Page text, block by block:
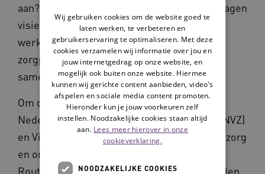
aan? Hoe zorg je voor een gevoelde en gedragen
visie? Hoe borg je de nieuwe werkwijze in
werkprocessen? En hoe neem je
zorgprofessionals mee in het anders
samenwerken met naasten?
Om daar antwoord op te geven, trekken de
Nederlandse Vereniging van Ziekenhuizen (NVZ)
en Vilans, landelijke kennisorganisatie voor zorg
en ondersteuning, in 2026 samen op om een
Routekaart Naastenparticipatie te ontwikkelen
Wij gebruiken cookies om de website goed te
laten werken, te verbeteren en
gebruikerservaring te optimaliseren. Met deze
cookies verzamelen wij informatie over jou en
jouw internetgedrag op onze website, en
mogelijk ook buiten onze website. Hiermee
kunnen wij gerichte content aanbieden, video’s
afspelen en sociale media content promoten.
Hieronder kun je jouw voorkeuren zelf
instellen. Noodzakelijke cookies staan altijd
aan. Lees meer hierover in onze
cookieverklaring.
NOODZAKELIJKE COOKIES